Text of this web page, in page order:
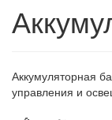
Аккумуляторная
управления и